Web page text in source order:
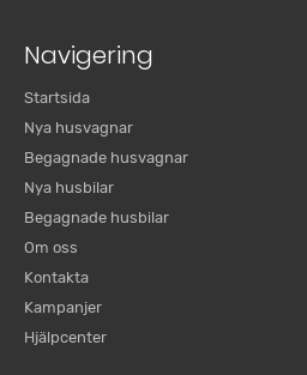
Navigering
Startsida
Nya husvagnar
Begagnade husvagnar
Nya husbilar
Begagnade husbilar
Om oss
Kontakta
Kampanjer
Hjälpcenter